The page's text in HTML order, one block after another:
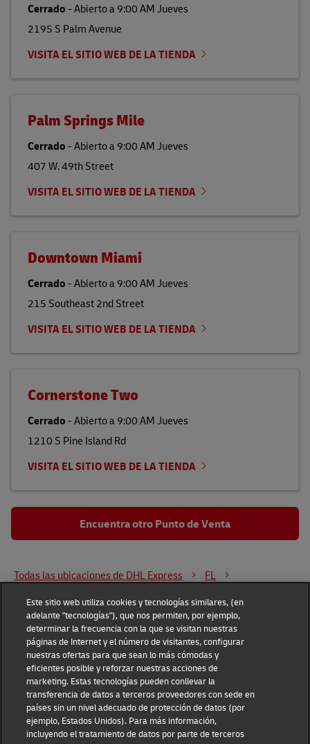
Cerrado-Abierto a9:00 AMJueves
2195 S Palm Avenue
VISITA EL SITIO WEB DE LA TIENDA
Palm Springs Mile
Cerrado-Abierto a9:00 AMJueves
407 W. 49th Street
VISITA EL SITIO WEB DE LA TIENDA
Downtown Miami
Cerrado-Abierto a9:00 AMJueves
215 Southeast 2nd Street
VISITA EL SITIO WEB DE LA TIENDA
Cornerstone Two
Cerrado-Abierto a9:00 AMJueves
1210 S Pine Island Rd
VISITA EL SITIO WEB DE LA TIENDA
Encuentra otro Punto de Venta
Todas las ubicaciones de DHL Express
FL
North Miami Beach
1825 NE 163RD ST
DHL Group
Fraud Awareness Legal Notice
Terms of Use Privacy Notice
Dispute Resolution Accessibility
Este sitio web utiliza cookies y tecnologías similares, (en
adelante "tecnologías"), que nos permiten, por ejemplo,
determinar la frecuencia con la que se visitan nuestras
páginas de Internet y el número de visitantes, configurar
nuestras ofertas para que sean lo más cómodas y
eficientes posible y reforzar nuestras acciones de
marketing. Estas tecnologías pueden conllevar la
transferencia de datos a terceros proveedores con sede en
países sin un nivel adecuado de protección de datos (por
ejemplo, Estados Unidos). Para más información,
incluyendo el tratamiento de datos por parte de terceros